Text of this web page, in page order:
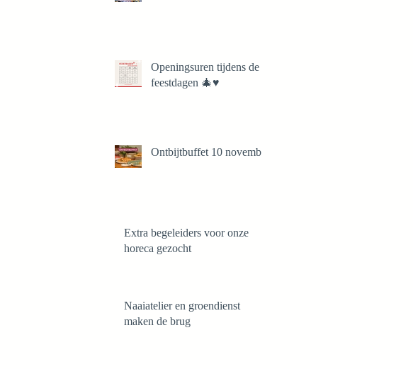
Openingsuren tijdens de
feestdagen 🎄♥️
Ontbijtbuffet 10 november
Extra begeleiders voor onze
horeca gezocht
Naaiatelier en groendienst
maken de brug